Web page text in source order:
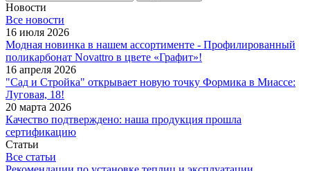
Новости
Все новости
16 июля 2026
Модная новинка в нашем ассортименте - Профилированный
поликарбонат Novattro в цвете «Графит»!
16 апреля 2026
"Сад и Стройка" открывает новую точку Формика в Миассе:
Луговая, 18!
20 марта 2026
Качество подтверждено: наша продукция прошла
сертификацию
Статьи
Все статьи